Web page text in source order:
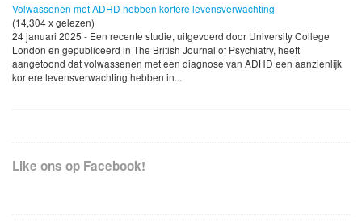
Volwassenen met ADHD hebben kortere levensverwachting
(14,304 x gelezen)
24 januari 2025 - Een recente studie, uitgevoerd door University College
London en gepubliceerd in The British Journal of Psychiatry, heeft
aangetoond dat volwassenen met een diagnose van ADHD een aanzienlijk
kortere levensverwachting hebben in...
Like ons op Facebook!